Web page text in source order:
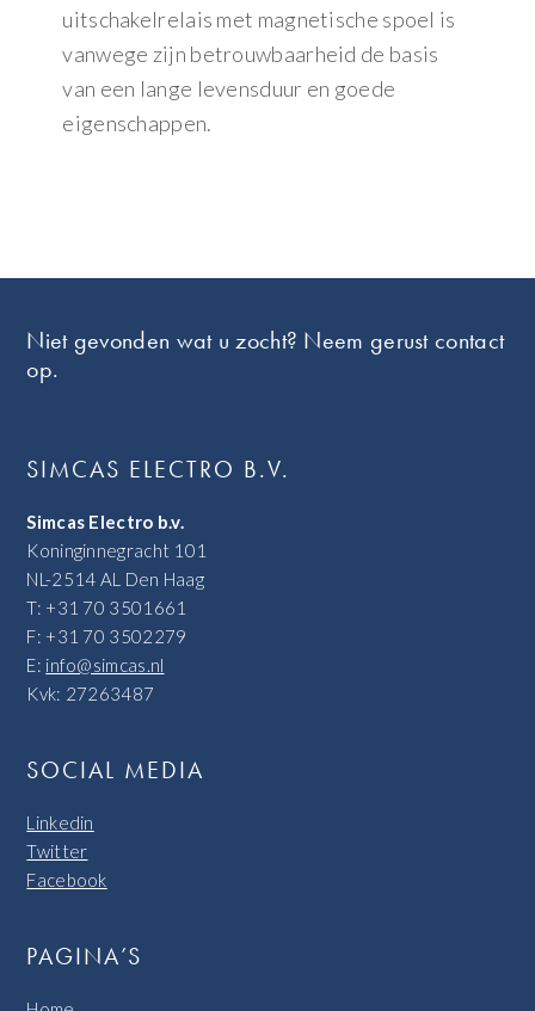
uitschakelrelais met magnetische spoel is
vanwege zijn betrouwbaarheid de basis
van een lange levensduur en goede
eigenschappen.
Niet gevonden wat u zocht? Neem gerust contact
op.
SIMCAS ELECTRO B.V.
Simcas Electro b.v.
Koninginnegracht 101
NL-2514 AL Den Haag
T: +31 70 3501661
F: +31 70 3502279
E: info@simcas.nl
Kvk: 27263487
SOCIAL MEDIA
Linkedin
Twitter
Facebook
PAGINA’S